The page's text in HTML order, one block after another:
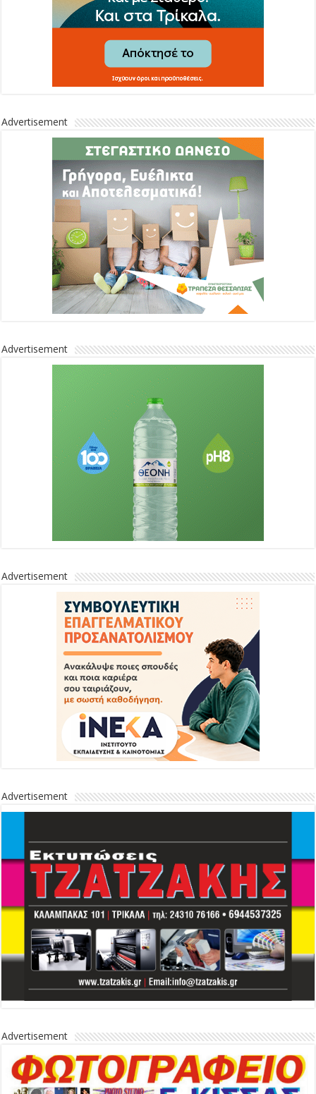
Advertisement
Advertisement
Advertisement
Advertisement
Advertisement